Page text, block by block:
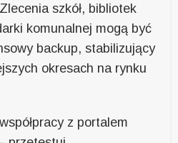
szkół, bibliotek
komunalnej mogą być
backup, stabilizujący
okresach na rynku
z portalem